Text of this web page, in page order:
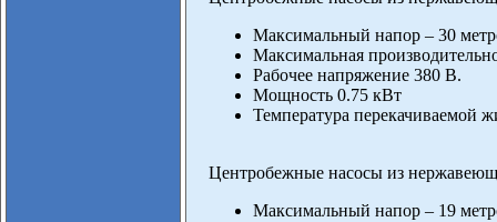
Максимальный напор – 30
Максимальная
Рабочее напряжение 380 В.
Мощность 0.75 кВт
Температура перекачиваемой
Центробежные насосы из
Максимальный напор – 19